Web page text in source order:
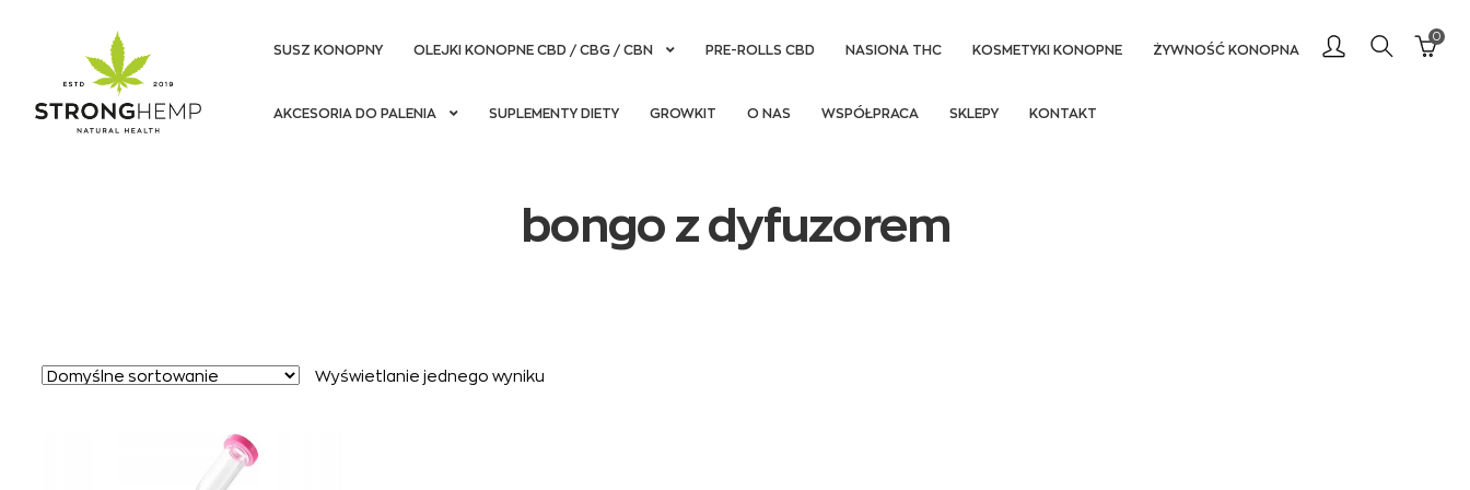
do
do
SUSZ KONOPNY OLEJKI KONOPNE CBD / CBG / CBN PRE-ROLLS CBD NASIONA THC KOSMETYKI KONOPNE ŻYWNOŚĆ KONOPNA
AKCESORIA DO PALENIA SUPLEMENTY DIETY GROWKIT O NAS WSPÓŁPRACA SKLEPY KONTAKT
0
bongo z dyfuzorem
Wyświetlanie jednego wyniku